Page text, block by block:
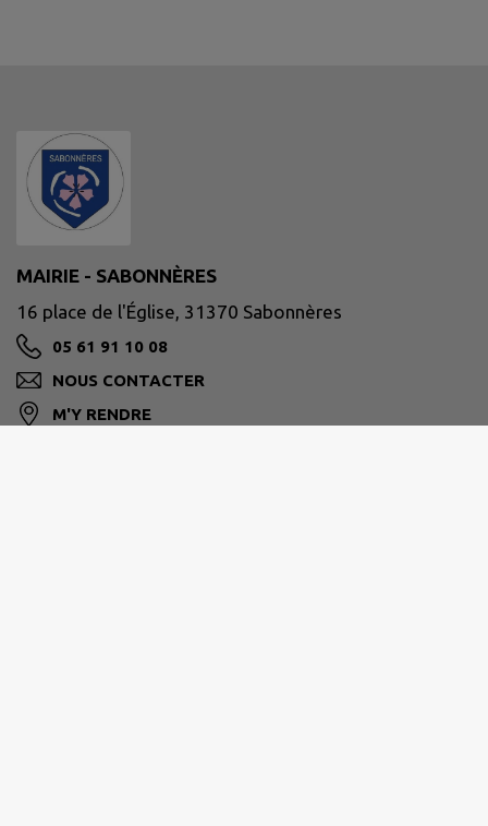
MAIRIE - SABONNÈRES
16 place de l'Église, 31370 Sabonnères
05 61 91 10 08
NOUS CONTACTER
M'Y RENDRE